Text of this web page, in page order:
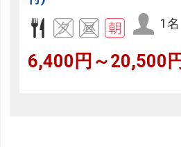
1名
6,400円～20,500円